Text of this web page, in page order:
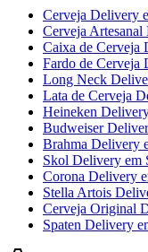
Cerveja Delivery
Cerveja
Caixa de Cerveja
Fardo de Cerveja
Long Neck
Lata de Cerveja
Heineken
Budweiser
Brahma Delivery
Skol Delivery em
Corona Delivery
Stella Artois
Cerveja Original
Spaten Delivery